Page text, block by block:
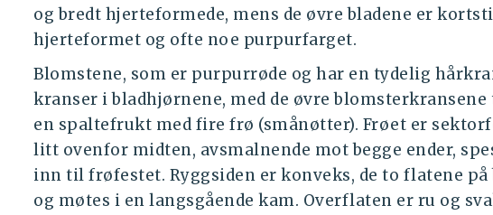
og bredt hjerteformede, mens de øvre bladene er
hjerteformet og ofte noe purpurfarget.
Blomstene, som er purpurrøde og har en tydelig
kranser i bladhjørnene, med de øvre
en spaltefrukt med fire frø (smånøtter). Frøet er
litt ovenfor midten, avsmalnende mot begge ender,
inn til frøfestet. Ryggsiden er konveks, de to flatene
og møtes i en langsgående kam. Overflaten er ru og